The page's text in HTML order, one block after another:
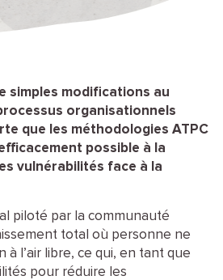
simples modifications au
organisationnels
que les méthodologies ATPC
possible à la
vulnérabilités face à la
piloté par la communauté
total où personne ne
à l’air libre, ce qui, en tant que
pour réduire les